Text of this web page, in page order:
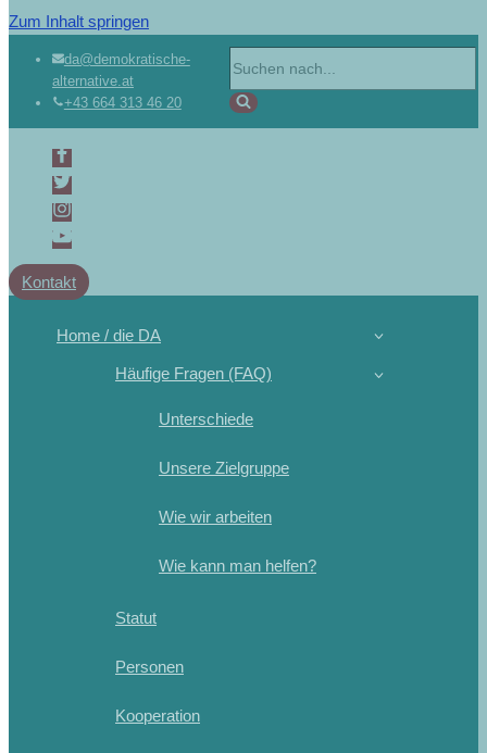
Zum Inhalt springen
da@demokratische-
alternative.at
+43 664 313 46 20
Kontakt
Home / die DA
Häufige Fragen (FAQ)
Unterschiede
Unsere Zielgruppe
Wie wir arbeiten
Wie kann man helfen?
Statut
Personen
Kooperation